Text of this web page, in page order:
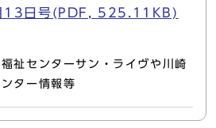
13日号(PDF, 525.11KB)
祉センターサン・ライヴや川崎
ター情報等